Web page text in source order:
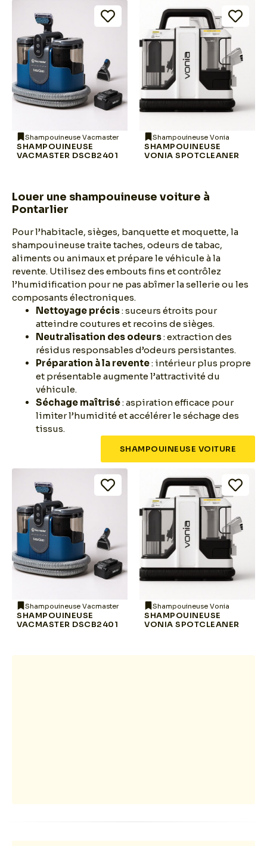
Shampouineuse Vacmaster
SHAMPOUINEUSE
VACMASTER DSCB2401
Shampouineuse Vonia
SHAMPOUINEUSE
VONIA SPOTCLEANER
Louer une shampouineuse voiture à
Pontarlier
Pour l’habitacle, sièges, banquette et moquette, la
shampouineuse traite taches, odeurs de tabac,
aliments ou animaux et prépare le véhicule à la
revente. Utilisez des embouts fins et contrôlez
l’humidification pour ne pas abîmer la sellerie ou les
composants électroniques.
Nettoyage précis: suceurs étroits pour
atteindre coutures et recoins de sièges.
Neutralisation des odeurs: extraction des
résidus responsables d’odeurs persistantes.
Préparation à la revente: intérieur plus propre
et présentable augmente l’attractivité du
véhicule.
Séchage maîtrisé: aspiration efficace pour
limiter l’humidité et accélérer le séchage des
tissus.
SHAMPOUINEUSE VOITURE
Shampouineuse Vacmaster
SHAMPOUINEUSE
VACMASTER DSCB2401
Shampouineuse Vonia
SHAMPOUINEUSE
VONIA SPOTCLEANER